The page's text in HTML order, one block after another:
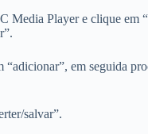
Media Player e clique em
“adicionar”, em seguida
salvar”.